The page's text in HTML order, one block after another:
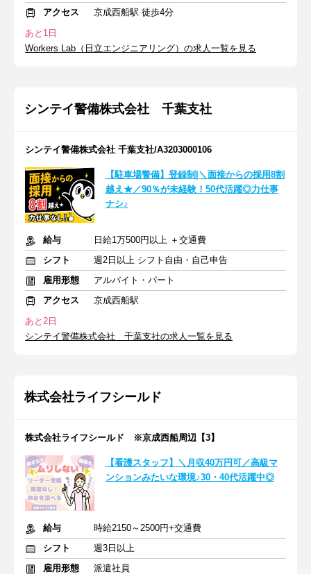
アクセス
京成西船駅 徒歩4分
あと1日
Workers Lab（日立エンジニアリング）の求人一覧を見る
シンテイ警備株式会社 千葉支社
シンテイ警備株式会社 千葉支社/A3203000106
【駐車場警備】登録制|＼面接からの採用8割
越え★／90％が未経験！50代活躍◎力仕事
ナシ♪
給与
日給1万500円以上 ＋交通費
シフト
週2日以上 シフト自由・自己申告
雇用形態
アルバイト・パート
アクセス
京成西船駅
あと2日
シンテイ警備株式会社 千葉支社の求人一覧を見る
株式会社ライフシールド
株式会社ライフシールド ※京成西船周辺【3】
【看護スタッフ】＼月収40万円可／高級マ
ンションみたいな環境♪30・40代活躍中◎
給与
時給2150～2500円+交通費
シフト
週3日以上
雇用形態
派遣社員